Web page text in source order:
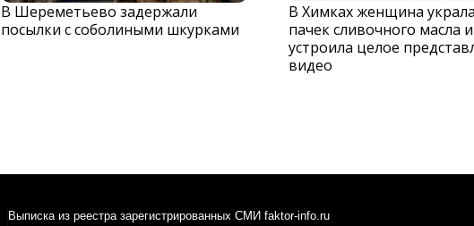
В Шереметьево задержали
посылки с соболиными шкурками
В Химках женщина
пачек сливочного масла и
устроила целое
видео
Выписка из реестра зарегистрированных СМИ faktor-info.ru